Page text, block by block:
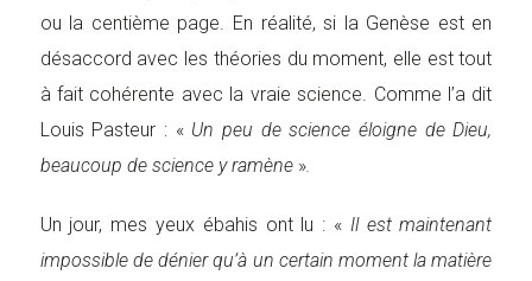
ou la centième page. En réalité, si la Genèse est en
désaccord avec les théories du moment, elle est tout
à fait cohérente avec la vraie science. Comme l’a dit
Louis Pasteur : « Un peu de science éloigne de Dieu,
beaucoup de science y ramène».
Un jour, mes yeux ébahis ont lu : « Il est maintenant
impossible de dénier qu’à un certain moment la matière